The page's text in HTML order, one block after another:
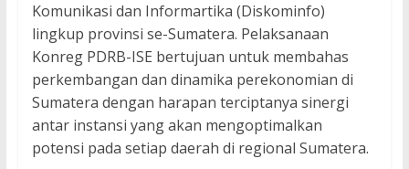
Komunikasi dan Informartika (Diskominfo)
lingkup provinsi se-Sumatera. Pelaksanaan
Konreg PDRB-ISE bertujuan untuk membahas
perkembangan dan dinamika perekonomian di
Sumatera dengan harapan terciptanya sinergi
antar instansi yang akan mengoptimalkan
potensi pada setiap daerah di regional Sumatera.